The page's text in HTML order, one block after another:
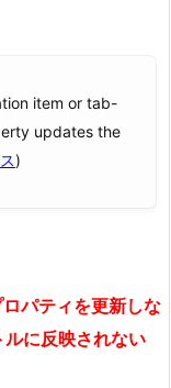
item or tab-
updates the
)
パティを更新しな
に反映されない